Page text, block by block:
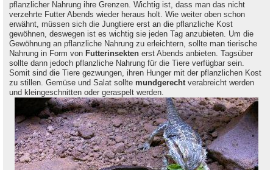
pflanzlicher Nahrung ihre Grenzen. Wichtig ist, dass man das nicht
verzehrte Futter Abends wieder heraus holt. Wie weiter oben schon
erwähnt, müssen sich die Jungtiere erst an die pflanzliche Kost
gewöhnen, deswegen ist es wichtig sie jeden Tag anzubieten. Um die
Gewöhnung an pflanzliche Nahrung zu erleichtern, sollte man tierische
Nahrung in Form von Futterinsekten erst Abends anbieten. Tagsüber
sollte dann jedoch pflanzliche Nahrung für die Tiere verfügbar sein.
Somit sind die Tiere gezwungen, ihren Hunger mit der pflanzlichen Kost
zu stillen. Gemüse und Salat sollte mundgerechtverabreicht werden
und kleingeschnitten oder geraspelt werden.